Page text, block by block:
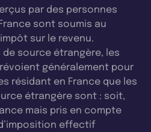
par des personnes
sont soumis au
sur le revenu.
de source étrangère, les
généralement pour
résidant en France que les
étrangère sont : soit,
mais pris en compte
effectif